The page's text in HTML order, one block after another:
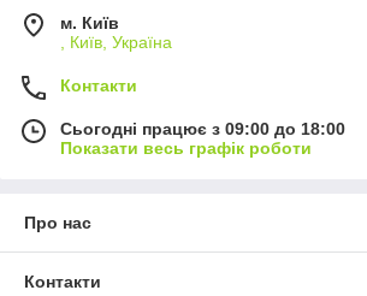
м. Київ
, Київ, Україна
Контакти
Сьогодні працює з 09:00 до 18:00
Показати весь графік роботи
Про нас
Контакти